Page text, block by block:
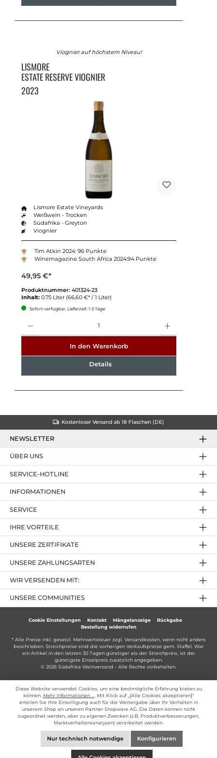
Viognier auf höchstem Niveau!
LISMORE
ESTATE RESERVE VIOGNIER
2023
Lismore Estate Vineyards
Weißwein - Trocken
Südafrika - Greyton
Viognier
Tim Atkin 2024: 96 Punkte
Winemagazine South Africa 2024:94 Punkte
49,95 €*
Produktnummer: 401324-23
Inhalt: 0.75 Liter (66,60 €* / 1 Liter)
Sofort verfügbar, Lieferzeit: 1-3 Tage
In den Warenkorb
Details
Kostenloser Versand ab 18 Flaschen (DE)
NEWSLETTER
SERVICE-HOTLINE
IHRE VORTEILE
UNSERE ZAHLUNGSARTEN
ÜBER UNS
UNSERE ZERTIFIKATE
INFORMATIONEN
SERVICE
UNSERE COMMUNITIES
WIR VERSENDEN MIT:
Cookie Einstellungen Kontakt Mängelanzeige
Rückgabe
Bestellung widerrufen
* Alle Preise inkl. gesetzl. Mehrwertsteuer zzgl. Versandkosten, wenn nicht anders
beschrieben. Streichpreise sind die vorherigen Verkaufspreise gem. Staffel. War
ein Artikel in den letzten 30 Tagen günstiger als der Streichpreis, ist der
günstigste Einzelpreis zusätzlich angegeben.
© 2026 Südafrika Weinversand - Alle Rechte vorbehalten.
Diese Website verwendet Cookies, um eine bestmögliche Erfahrung bieten zu
können. Mehr Informationen ...
. Mit Klick auf „[Alle Cookies akzeptieren]“
erteilen Sie Ihre Einwilligung auch für die Weitergabe über Ihr Verhalten in
unserem Shop an unseren Partner Shopware AG. Die Daten können nicht
zugeordnet werden, aber zu eigenen Zwecken (z.B. Produktverbesserungen,
Marktverhaltensanalysen) verarbeitet werden.
Nur technisch notwendige Konfigurieren